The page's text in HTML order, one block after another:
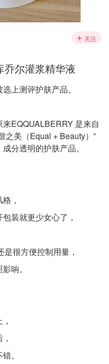
关注
乔尔灌浆精华液
上测评护肤产品。
EQQUALBERRY 是来自
之美（Equal + Beauty）”
分透明的护肤产品。
，
装就更少女心了，
很方便控制用量，
响。
。